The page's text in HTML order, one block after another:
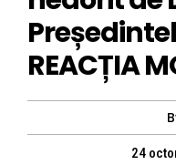
REACȚIA
24